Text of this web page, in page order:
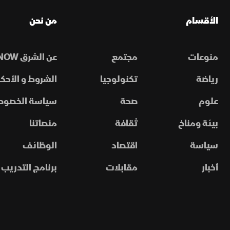
الأقسام
منوعات
مجتمع
رياضة
تكنولوجيا
علوم
صحة
بيئة ومناخ
ثقافة
سياسة
اقتصاد
أخبار
مقابلات
من نحن
عن الشرق NOW
الشروط و
سياسة
منصاتنا
الوظائف
برنامج التدريب